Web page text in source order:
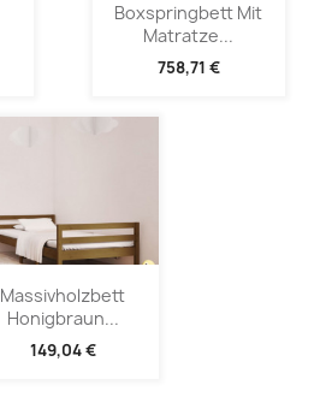
Boxspringbett Mit
Matratze...
758,71 €
Massivholzbett
Honigbraun...
149,04 €